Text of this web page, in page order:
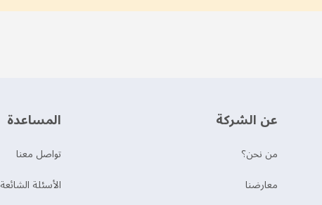
عن الشركة
من نحن؟
‫معارضنا‬
‫المساعدة‬
تواصل معنا
الأسئلة الشائعة